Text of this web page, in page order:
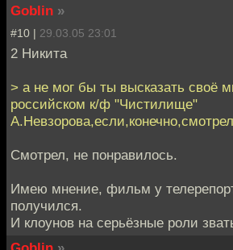
Goblin »
#10 | 29.03.05 23:01
2 Никита
> а не мог бы ты высказать своё
российском к/ф "Чистилище"
Смотрел, не понравилось.
Имею мнение, фильм у
получился.
И клоунов на серьёзные роли